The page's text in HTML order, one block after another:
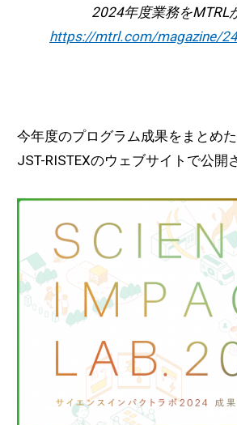
2024年度業務をMTRL
https://mtrl.com/magazine/
今年度のプログラム成果をまとめ
JST-RISTEXのウェブサイトで公開